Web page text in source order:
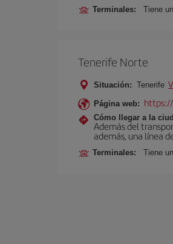
Terminales: Tiene
Tenerife Norte
Situación: Tenerife
Página web:
Cómo llegar a la
Además del
además, una línea
Terminales: Tiene